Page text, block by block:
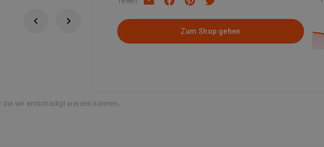
Zum Shop gehen
wir entschädigt werden können.